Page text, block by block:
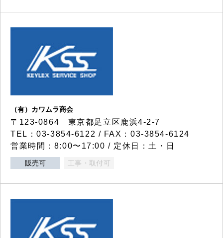
（有）カワムラ商会
〒123-0864 東京都足立区鹿浜4-2-7
TEL：03-3854-6122 / FAX：03-3854-6124
営業時間：8:00〜17:00 / 定休日：土・日
販売可 工事・取付可